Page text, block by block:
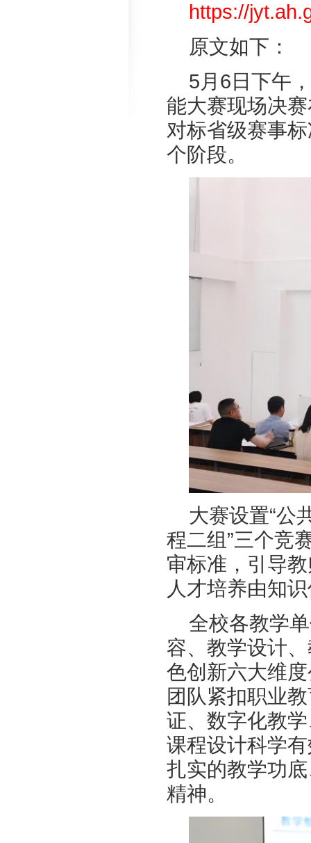
https://
原文如下：
5月6日下午
能大赛现场决
对标省级赛事
个阶段。
大赛设置“公
程二组”三个竞
审标准，引导
人才培养由知
全校各教学
容、教学设计
色创新六大维
团队紧扣职业
证、数字化教
课程设计科学
扎实的教学功
精神。